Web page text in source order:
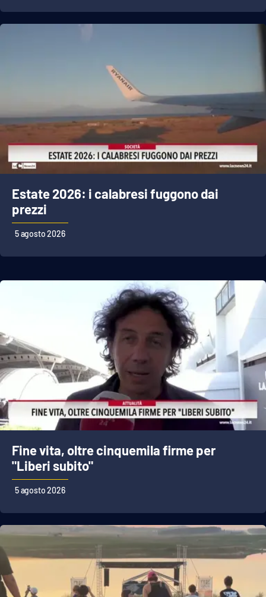
APP
Estate 2026: i calabresi fuggono dai
prezzi
5 agosto 2026
Fine vita, oltre cinquemila firme per
"Liberi subito"
5 agosto 2026